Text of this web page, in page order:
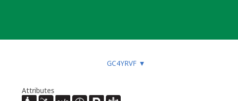
GC4YRVF ▼
Attributes